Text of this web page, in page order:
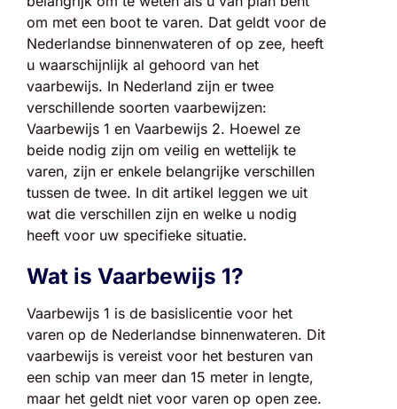
om met een boot te varen. Dat geldt voor de
Nederlandse binnenwateren of op zee, heeft
u waarschijnlijk al gehoord van het
vaarbewijs. In Nederland zijn er twee
verschillende soorten vaarbewijzen:
Vaarbewijs 1 en Vaarbewijs 2. Hoewel ze
beide nodig zijn om veilig en wettelijk te
varen, zijn er enkele belangrijke verschillen
tussen de twee. In dit artikel leggen we uit
wat die verschillen zijn en welke u nodig
heeft voor uw specifieke situatie.
Wat is Vaarbewijs 1?
Vaarbewijs 1 is de basislicentie voor het
varen op de Nederlandse binnenwateren. Dit
vaarbewijs is vereist voor het besturen van
een schip van meer dan 15 meter in lengte,
maar het geldt niet voor varen op open zee.